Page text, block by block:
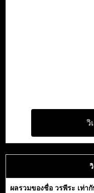
วิ
ผลรวมของชื่อ วรพีระ เท่